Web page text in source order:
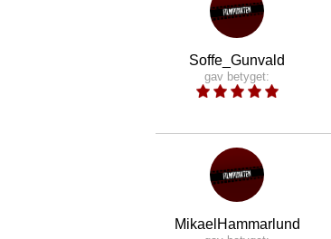
Soffe_Gunvald
gav betyget:
MikaelHammarlund